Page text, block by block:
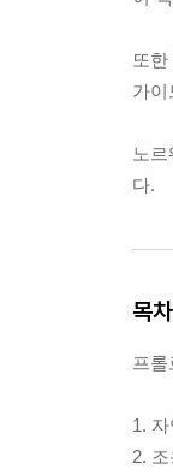
또
가이
노
다.
목차
프롤
1.
2.